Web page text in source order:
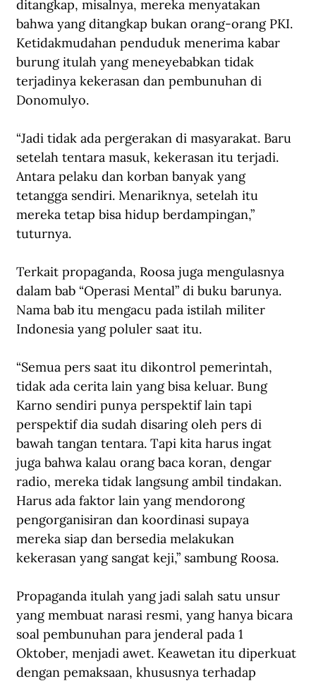
ditangkap, misalnya, mereka menyatakan
bahwa yang ditangkap bukan orang-orang PKI.
Ketidakmudahan penduduk menerima kabar
burung itulah yang meneyebabkan tidak
terjadinya kekerasan dan pembunuhan di
Donomulyo.
“Jadi tidak ada pergerakan di masyarakat. Baru
setelah tentara masuk, kekerasan itu terjadi.
Antara pelaku dan korban banyak yang
tetangga sendiri. Menariknya, setelah itu
mereka tetap bisa hidup berdampingan,”
tuturnya.
Terkait propaganda, Roosa juga mengulasnya
dalam bab “Operasi Mental” di buku barunya.
Nama bab itu mengacu pada istilah militer
Indonesia yang poluler saat itu.
“Semua pers saat itu dikontrol pemerintah,
tidak ada cerita lain yang bisa keluar. Bung
Karno sendiri punya perspektif lain tapi
perspektif dia sudah disaring oleh pers di
bawah tangan tentara. Tapi kita harus ingat
juga bahwa kalau orang baca koran, dengar
radio, mereka tidak langsung ambil tindakan.
Harus ada faktor lain yang mendorong
pengorganisiran dan koordinasi supaya
mereka siap dan bersedia melakukan
kekerasan yang sangat keji,” sambung Roosa.
Propaganda itulah yang jadi salah satu unsur
yang membuat narasi resmi, yang hanya bicara
soal pembunuhan para jenderal pada 1
Oktober, menjadi awet. Keawetan itu diperkuat
dengan pemaksaan, khususnya terhadap